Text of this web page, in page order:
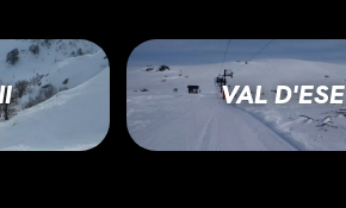
VAL D'ESE